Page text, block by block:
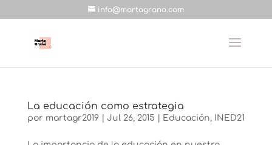
info@martagrano.com
La educación como estrategia
por martagr2019| Jul 26, 2015 Educación, INED21